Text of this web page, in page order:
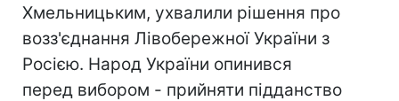
Хмельницьким, ухвалили рішення про
возз'єднання Лівобережної України з
Росією. Народ України опинився
перед вибором - прийняти підданство